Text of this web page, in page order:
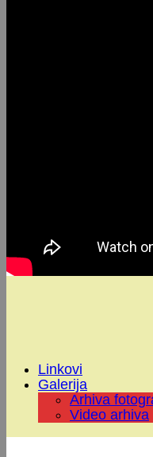
Linkovi
Galerija
Arhiva
Video arhiva